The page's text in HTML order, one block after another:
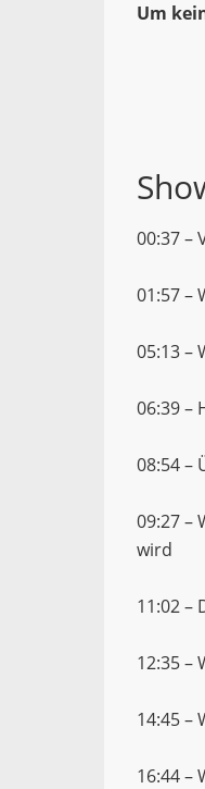
Um
00:37 –
01:57 –
05:13 –
06:39 –
08:54 –
09:27 –
wird
11:02 –
12:35 –
14:45 –
16:44 –